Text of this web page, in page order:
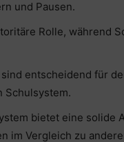
und Pausen.
Rolle, während
entscheidend für
Schulsystem.
bietet eine solide
im Vergleich zu